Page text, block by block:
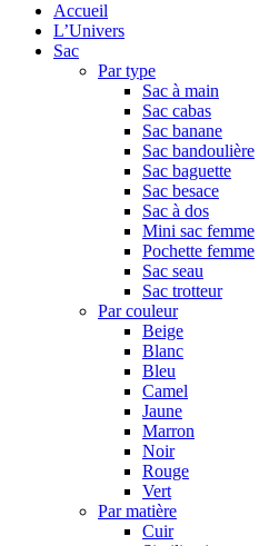
Accueil
L’Univers
Sac
Par type
Sac à main
Sac cabas
Sac banane
Sac bandoulière
Sac baguette
Sac besace
Sac à dos
Mini sac femme
Pochette femme
Sac seau
Sac trotteur
Par couleur
Beige
Blanc
Bleu
Camel
Jaune
Marron
Noir
Rouge
Vert
Par matière
Cuir